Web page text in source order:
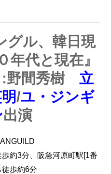
グル、韓日現
年代と現在』
:野間秀樹 立
/ユ・ジンギ
出演
約3分、阪急河原町駅[1番
徒歩約6分